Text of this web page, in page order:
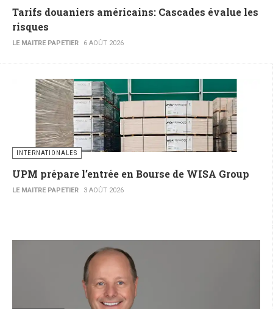
Tarifs douaniers américains: Cascades évalue les
risques
LE MAITRE PAPETIER 6 AOÛT 2026
INTERNATIONALES
UPM prépare l’entrée en Bourse de WISA Group
LE MAITRE PAPETIER 3 AOÛT 2026